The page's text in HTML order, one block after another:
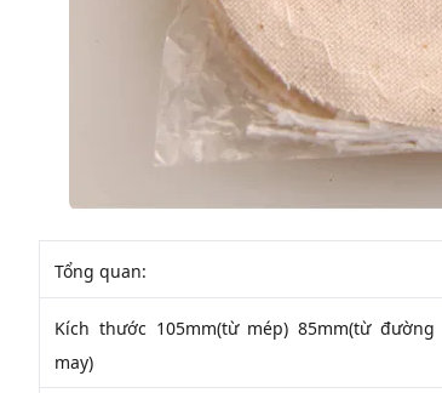
Tổng quan:
Kích thước 105mm(từ mép) 85mm(từ đường
may)